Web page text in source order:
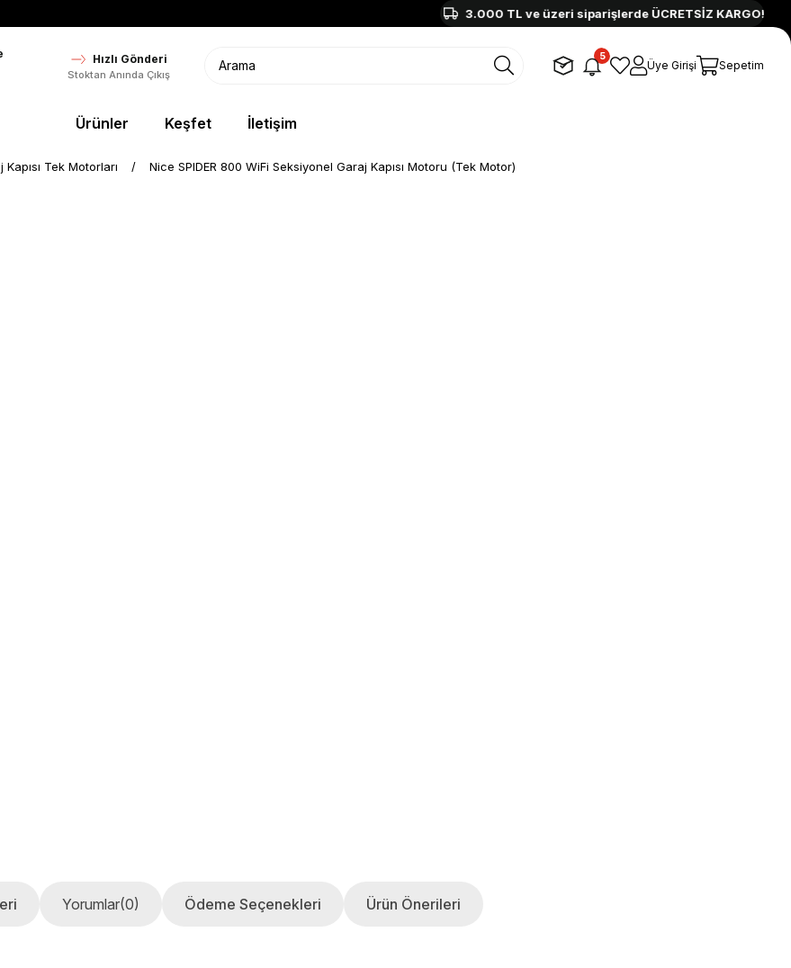
3.000 TL ve üzeri siparişlerde ÜCRETSİZ KARGO!
Hızlı Gönderi
Stoktan Anında Çıkış
5
Üye Girişi Sepetim
Ürünler Keşfet İletişim
Kapısı Tek Motorları Nice SPIDER 800 WiFi Seksiyonel Garaj Kapısı Motoru (Tek Motor)
Yorumlar(0) Ödeme Seçenekleri Ürün Önerileri